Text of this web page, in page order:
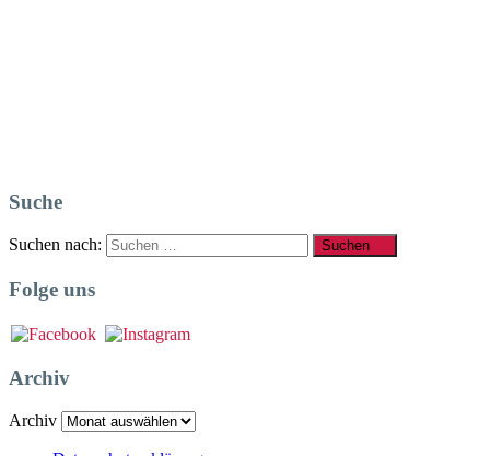
Suche
Suchen nach: Suchen
Folge uns
Archiv
Archiv